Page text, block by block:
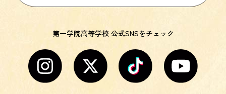
第一学院高等学校 公式SNSをチェック